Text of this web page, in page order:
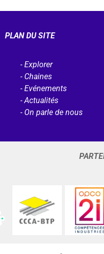
PLAN DU SITE
Explorer
Chaines
Evénements
Actualités
On parle de nous